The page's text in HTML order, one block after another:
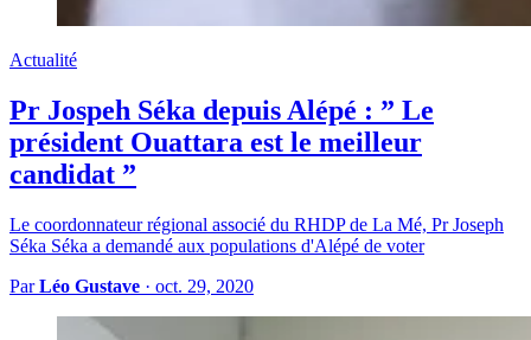
Actualité
Pr Jospeh Séka depuis Alépé : ” Le
président Ouattara est le meilleur
candidat ”
Le coordonnateur régional associé du RHDP de La Mé, Pr Joseph
Séka Séka a demandé aux populations d'Alépé de voter
ParLéo Gustave · oct. 29, 2020